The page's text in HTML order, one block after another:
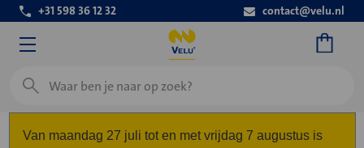
+31 598 36 12 32 contact@velu.nl
Zoeken
Van maandag 27 juli tot en met vrijdag 7 augustus is